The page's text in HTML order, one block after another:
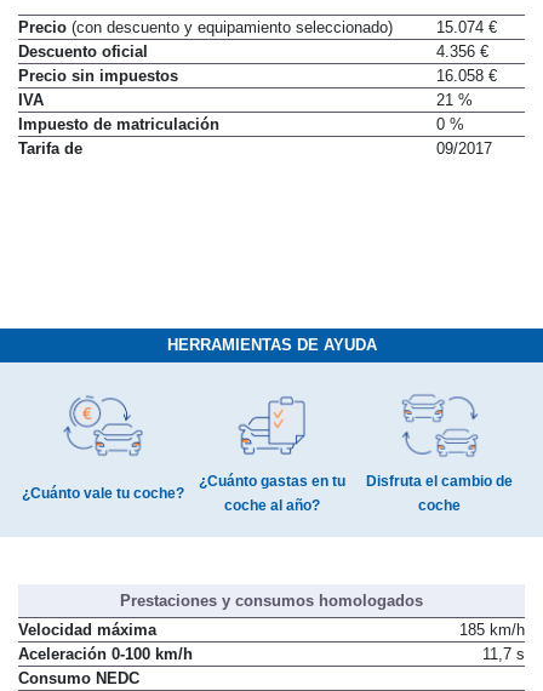
Precio (con descuento y equipamiento seleccionado)
15.074 €
Descuento oficial
4.356 €
Precio sin impuestos
16.058 €
IVA
21 %
Impuesto de matriculación
0 %
Tarifa de
09/2017
HERRAMIENTAS DE AYUDA
¿Cuánto vale tu coche?
¿Cuánto gastas en tu
coche al año?
Disfruta el cambio de
coche
Prestaciones y consumos homologados
Velocidad máxima
185 km/h
Aceleración 0-100 km/h
11,7 s
Consumo NEDC